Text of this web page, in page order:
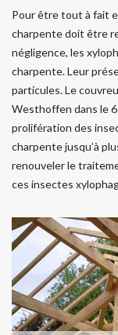
Pour être tout à fait
charpente doit être
négligence, les
charpente. Leur
particules. Le
Westhoffen dans le
prolifération des
charpente jusqu’à
renouveler le
ces insectes